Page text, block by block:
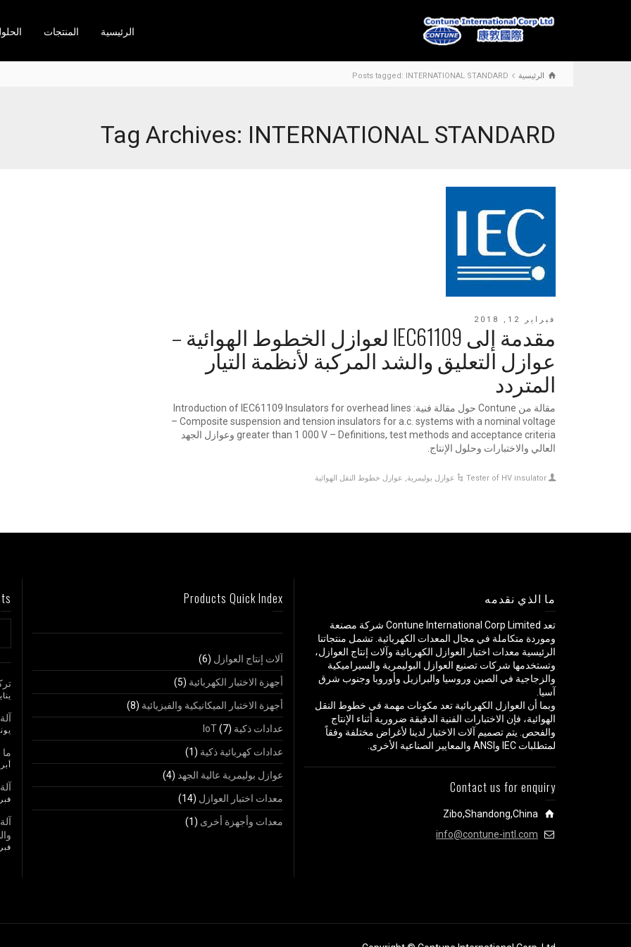
الرئيسية المنتجات
الرئيسية Posts tagged: INTERNATIONAL STANDARD
Tag Archives: INTERNATIONAL STANDARD
فبراير 12, 2018
مقدمة إلى IEC61109 لعوازل الخطوط الهوائية –
عوازل التعليق والشد المركبة لأنظمة التيار
المتردد
مقالة من Contune حول مقالة فنية: Introduction of IEC61109 Insulators for overhead lines
– Composite suspension and tension insulators for a.c. systems with a nominal voltage
greater than 1 000 V – Definitions, test methods and acceptance criteria وعوازل الجهد
العالي والاختبارات وحلول الإنتاج.
Tester of HV insulator عوازل بوليمرية, عوازل خطوط النقل الهوائية
ما الذي نقدمه
تعد Contune International Corp Limited شركة مصنعة
وموردة متكاملة في مجال المعدات الكهربائية. تشمل منتجاتنا
الرئيسية معدات اختبار العوازل الكهربائية وآلات إنتاج العوازل،
وتستخدمها شركات تصنيع العوازل البوليمرية والسيراميكية
والزجاجية في الصين وروسيا والبرازيل وأوروبا وجنوب شرق
آسيا.
وبما أن العوازل الكهربائية تعد مكونات مهمة في خطوط النقل
الهوائية، فإن الاختبارات الفنية الدقيقة ضرورية أثناء الإنتاج
والفحص. يتم تصميم آلات الاختبار لدينا لأغراض مختلفة وفقاً
لمتطلبات IEC وANSI والمعايير الصناعية الأخرى.
Contact us for enquiry
Zibo,Shandong,China
info@contune-intl.com
Products Quick Index
آلات إنتاج العوازل (6)
أجهزة الاختبار الكهربائية (5)
أجهزة الاختبار الميكانيكية والفيزيائية (8)
عدادات ذكية IoT (7)
عدادات كهربائية ذكية (1)
عوازل بوليمرية عالية الجهد(4)
معدات اختبار العوازل (14)
معدات وأجهزة أخرى (1)
يناير 25,
يونيو
ما
فبراير